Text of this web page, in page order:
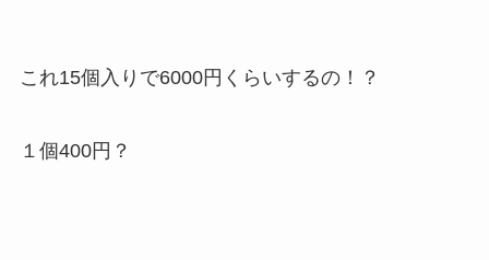
これ15個入りで6000円くらいするの！？
１個400円？